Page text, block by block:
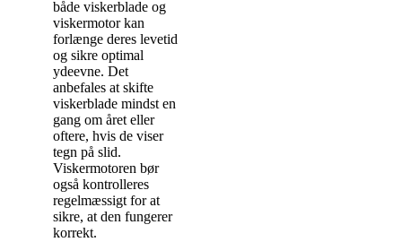
både viskerblade og
viskermotor kan
forlænge deres levetid
og sikre optimal
ydeevne. Det
anbefales at skifte
viskerblade mindst en
gang om året eller
oftere, hvis de viser
tegn på slid.
Viskermotoren bør
også kontrolleres
regelmæssigt for at
sikre, at den fungerer
korrekt.